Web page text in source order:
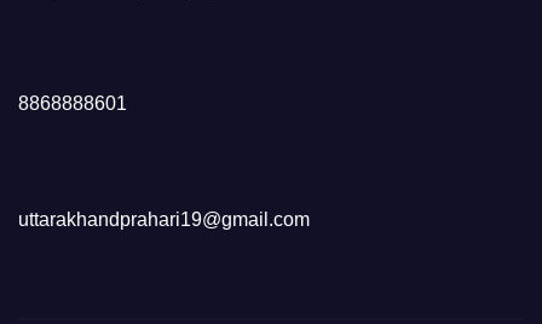
8868888601
uttarakhandprahari19@gmail.com